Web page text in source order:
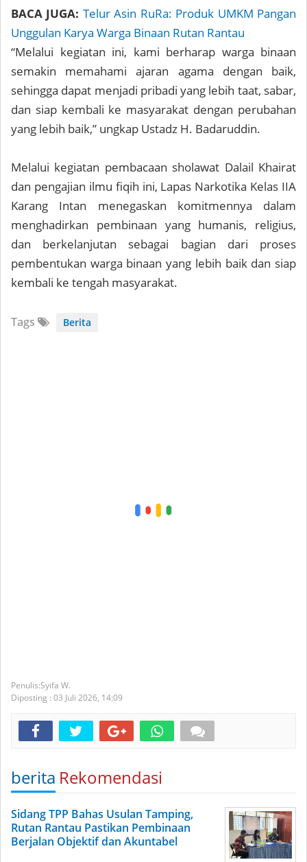
BACA JUGA: Telur Asin RuRa: Produk UMKM Pangan
Unggulan Karya Warga Binaan Rutan Rantau
“Melalui kegiatan ini, kami berharap warga binaan
semakin memahami ajaran agama dengan baik,
sehingga dapat menjadi pribadi yang lebih taat, sabar,
dan siap kembali ke masyarakat dengan perubahan
yang lebih baik,” ungkap Ustadz H. Badaruddin.
Melalui kegiatan pembacaan sholawat Dalail Khairat
dan pengajian ilmu fiqih ini, Lapas Narkotika Kelas IIA
Karang Intan menegaskan komitmennya dalam
menghadirkan pembinaan yang humanis, religius,
dan berkelanjutan sebagai bagian dari proses
pembentukan warga binaan yang lebih baik dan siap
kembali ke tengah masyarakat.
Tags Berita
Syifa W.
Diposting : 03 Juli 2026, 14:09
berita Rekomendasi
Sidang TPP Bahas Usulan Tamping,
Rutan Rantau Pastikan Pembinaan
Berjalan Objektif dan Akuntabel